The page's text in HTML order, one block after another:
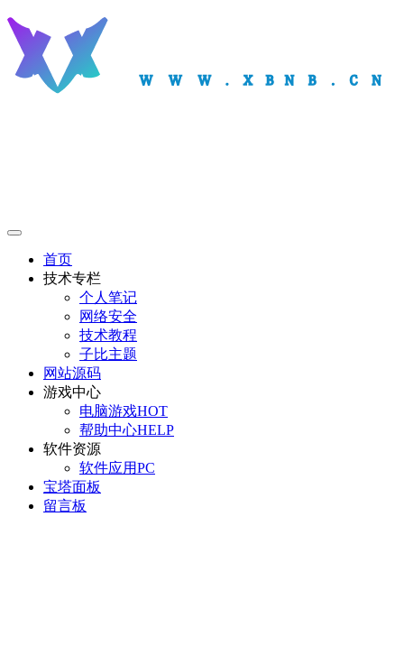
首页
技术专栏
个人笔记
网络安全
技术教程
子比主题
网站源码
游戏中心
电脑游戏HOT
帮助中心HELP
软件资源
软件应用PC
宝塔面板
留言板